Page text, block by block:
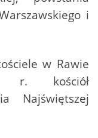
i
w Rawie
r. kościół
Najświętszej